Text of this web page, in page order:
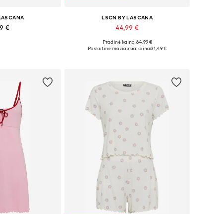
€
LSCN BY LASCANA
44,99 €
Galimi dydžiai: XS-S, M, L, XL
Pradinė kaina: 64,99 €
Paskutinė mažiausia kaina:31,49 €